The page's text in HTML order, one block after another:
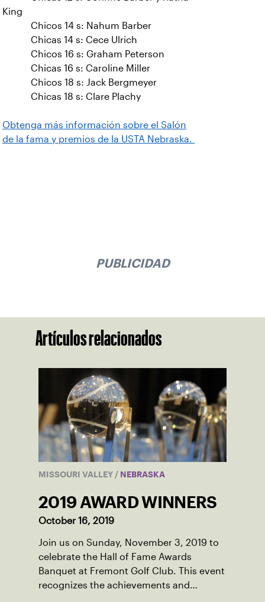
King
Chicos 14 s: Nahum Barber
Chicas 14 s: Cece Ulrich
Chicos 16 s: Graham Peterson
Chicas 16 s: Caroline Miller
Chicos 18 s: Jack Bergmeyer
Chicas 18 s: Clare Plachy
Obtenga más información sobre el Salón
de la fama y premios de la USTA Nebraska.
PUBLICIDAD
Artículos relacionados
MISSOURI VALLEY / NEBRASKA
2019 AWARD WINNERS
October 16, 2019
Join us on Sunday, November 3, 2019 to
celebrate the Hall of Fame Awards
Banquet at Fremont Golf Club. This event
recognizes the achievements and